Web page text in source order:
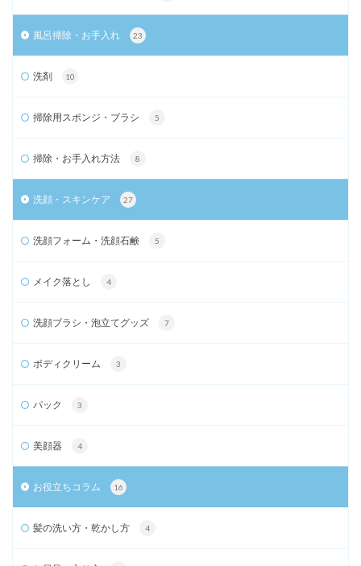
風呂掃除・お手入れ 23
洗剤 10
掃除用スポンジ・ブラシ 5
掃除・お手入れ方法 8
洗顔・スキンケア 27
洗顔フォーム・洗顔石鹸 5
メイク落とし 4
洗顔ブラシ・泡立てグッズ 7
ボディクリーム 3
パック 3
美顔器 4
お役立ちコラム 16
髪の洗い方・乾かし方 4